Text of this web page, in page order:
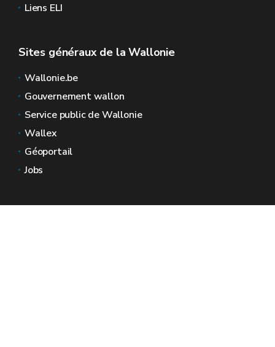
Liens ELI
Sites généraux de la Wallonie
Wallonie.be
Gouvernement wallon
Service public de Wallonie
Wallex
Géoportail
Jobs